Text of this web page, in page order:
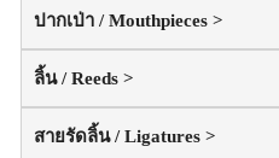
ปากเป่า / Mouthpieces >
ลิ้น / Reeds >
สายรัดลิ้น / Ligatures >